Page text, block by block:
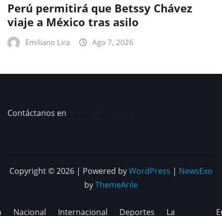
Perú permitirá que Betssy Chávez
viaje a México tras asilo
Emiliano Lira Ago 7, 2026
Contáctanos en
Copyright © 2026 | Powered byWordPress | NewsExo
byThemeArile
Nacional Internacional Deportes
La